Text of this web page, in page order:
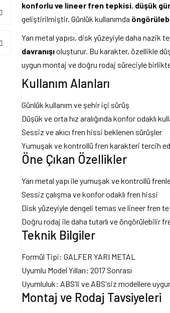
konforlu ve lineer fren tepkisi, düşük
geliştirilmiştir. Günlük kullanımda
Yarı metal yapısı, disk yüzeyiyle daha
davranışıoluşturur. Bu karakter, özellikle
uygun montaj ve doğru rodaj süreciyle
Kullanım Alanları
Günlük kullanım ve şehir içi sürüş
Düşük ve orta hız aralığında konfor odaklı
Sessiz ve akıcı fren hissi beklenen sürüşler
Yumuşak ve kontrollü fren karakteri tercih
Öne Çıkan Özellikler
Yarı metal yapı ile yumuşak ve kontrollü
Sessiz çalışma ve konfor odaklı fren hissi
Disk yüzeyiyle dengeli temas ve lineer fren
Doğru rodaj ile daha tutarlı ve öngörülebilir
Teknik Bilgiler
Formül Tipi: GALFER YARI METAL
Uyumlu Model Yılları: 2017 Sonrası
Uyumluluk: ABS'li ve ABS'siz modellere
Montaj ve Rodaj Tavsiyeleri